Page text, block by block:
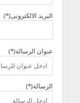
البريد الالكترونى(*)
عنوان الرسالة(*)
الرسالة(*)